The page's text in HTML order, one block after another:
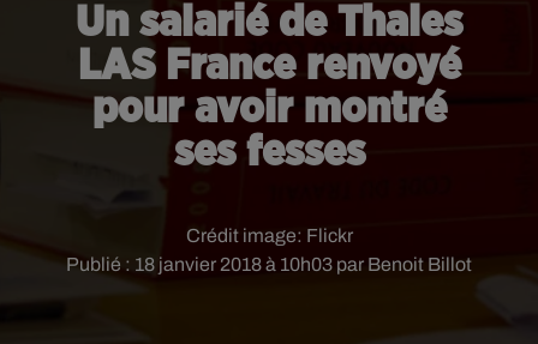
Un salarié de Thales
LAS France renvoyé
pour avoir montré
ses fesses
Publié : 18 janvier 2018 à 10h03 par Benoit Billot
Crédit image: Flickr